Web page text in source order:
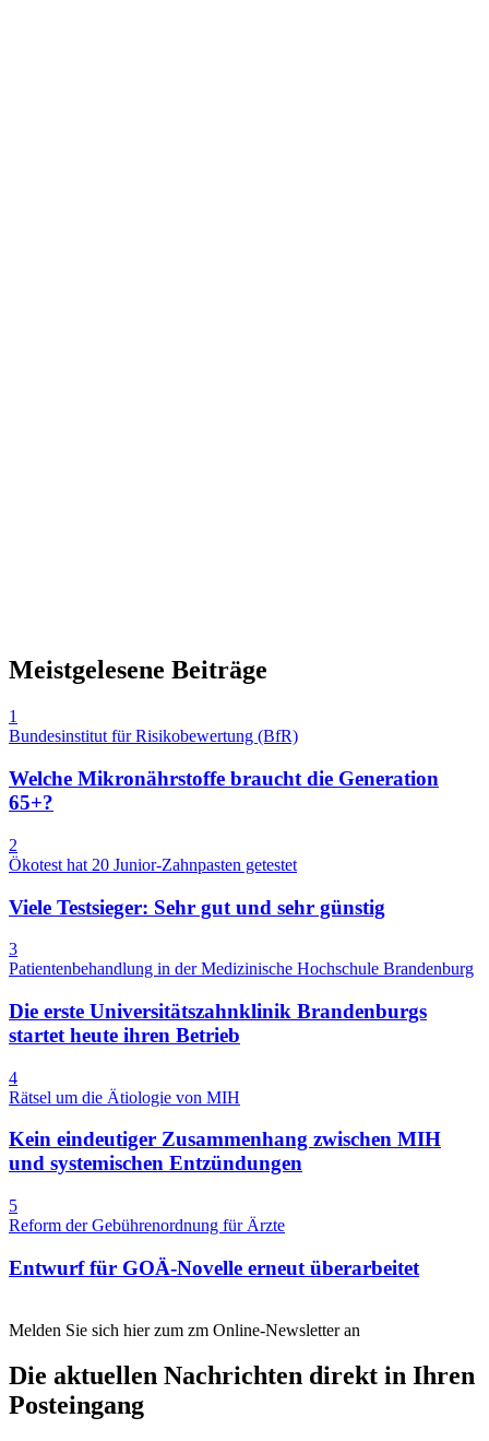
Meistgelesene Beiträge
1
Bundesinstitut für Risikobewertung (BfR)
Welche Mikronährstoffe braucht die Generation
65+?
2
Ökotest hat 20 Junior-Zahnpasten getestet
Viele Testsieger: Sehr gut und sehr günstig
3
Patientenbehandlung in der Medizinische Hochschule Brandenburg
Die erste Universitätszahnklinik Brandenburgs
startet heute ihren Betrieb
4
Rätsel um die Ätiologie von MIH
Kein eindeutiger Zusammenhang zwischen MIH
und systemischen Entzündungen
5
Reform der Gebührenordnung für Ärzte
Entwurf für GOÄ-Novelle erneut überarbeitet
Melden Sie sich hier zum zm Online-Newsletter an
Die aktuellen Nachrichten direkt in Ihren
Posteingang